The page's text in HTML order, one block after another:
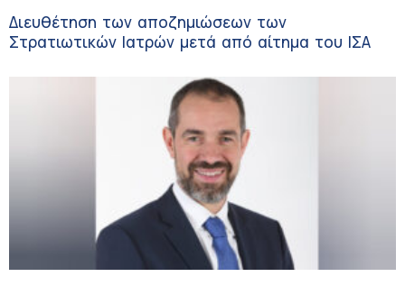
Διευθέτηση των αποζημιώσεων των
Στρατιωτικών Ιατρών μετά από αίτημα του ΙΣΑ